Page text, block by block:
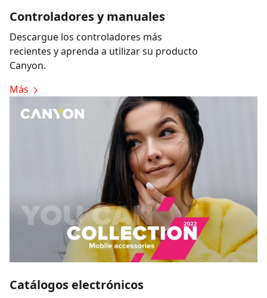
Controladores y manuales
Descargue los controladores más
recientes y aprenda a utilizar su producto
Canyon.
Más
Catálogos electrónicos